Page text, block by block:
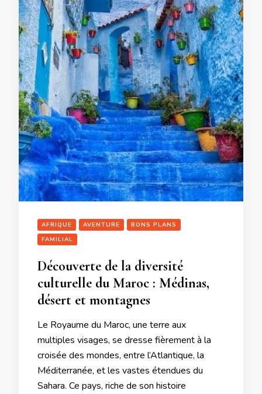
AFRIQUE AVENTURE
BONS PLANS
FAMILIAL
Découverte de la diversité
culturelle du Maroc : Médinas,
désert et montagnes
Le Royaume du Maroc, une terre aux
multiples visages, se dresse fièrement à la
croisée des mondes, entre l’Atlantique, la
Méditerranée, et les vastes étendues du
Sahara. Ce pays, riche de son histoire